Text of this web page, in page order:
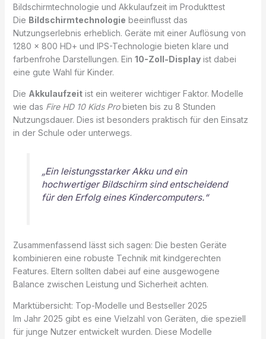
Bildschirmtechnologie und Akkulaufzeit im Produkttest
Die Bildschirmtechnologie beeinflusst das
Nutzungserlebnis erheblich. Geräte mit einer Auflösung von
1280 x 800 HD+ und IPS-Technologie bieten klare und
farbenfrohe Darstellungen. Ein 10-Zoll-Displayist dabei
eine gute Wahl für Kinder.
Die Akkulaufzeitist ein weiterer wichtiger Faktor. Modelle
wie das Fire HD 10 Kids Probieten bis zu 8 Stunden
Nutzungsdauer. Dies ist besonders praktisch für den Einsatz
in der Schule oder unterwegs.
„Ein leistungsstarker Akku und ein
hochwertiger Bildschirm sind entscheidend
für den Erfolg eines Kindercomputers.“
Zusammenfassend lässt sich sagen: Die besten Geräte
kombinieren eine robuste Technik mit kindgerechten
Features. Eltern sollten dabei auf eine ausgewogene
Balance zwischen Leistung und Sicherheit achten.
Marktübersicht: Top-Modelle und Bestseller 2025
Im Jahr 2025 gibt es eine Vielzahl von Geräten, die speziell
für junge Nutzer entwickelt wurden. Diese Modelle